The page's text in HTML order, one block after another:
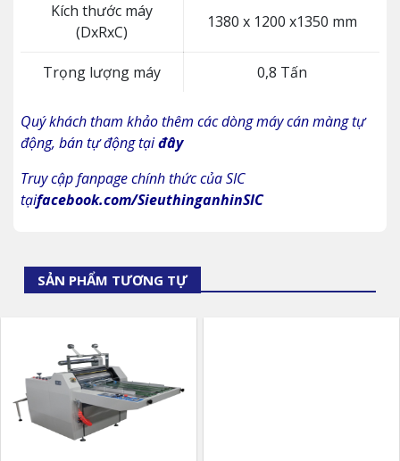
Kích thước máy
(DxRxC)
1380 x 1200 x1350 mm
Trọng lượng máy 0,8 Tấn
Quý khách tham khảo thêm các dòng máy cán màng tự
động, bán tự động tạiđây
Truy cập fanpage chính thức của SIC
tạifacebook.com/SieuthinganhinSIC
SẢN PHẨM TƯƠNG TỰ